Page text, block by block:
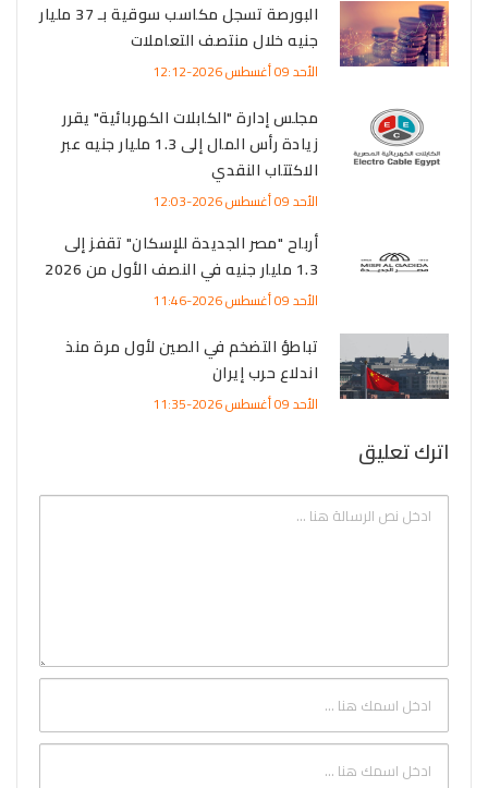
البورصة تسجل مكاسب سوقية بـ 37 مليار
جنيه خلال منتصف التعاملات
الأحد 09 أغسطس 2026-12:12
مجلس إدارة "الكابلات الكهربائية" يقرر
زيادة رأس المال إلى 1.3 مليار جنيه عبر
الاكتتاب النقدي
الأحد 09 أغسطس 2026-12:03
أرباح "مصر الجديدة للإسكان" تقفز إلى
1.3 مليار جنيه في النصف الأول من 2026
الأحد 09 أغسطس 2026-11:46
تباطؤ التضخم في الصين لأول مرة منذ
اندلاع حرب إيران
الأحد 09 أغسطس 2026-11:35
اترك تعليق